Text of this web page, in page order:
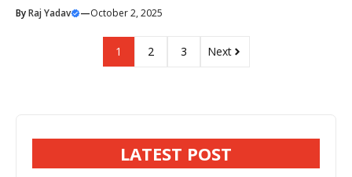
ByRaj Yadav —October 2, 2025
1 2 3 Next
LATEST POST